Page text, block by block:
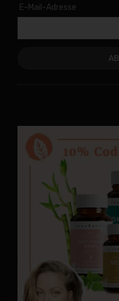
E-Mail-Adresse